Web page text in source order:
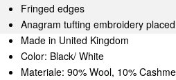
Fringed edges
Anagram tufting embroidery
Made in United Kingdom
Color: Black/ White
Materiale: 90% Wool, 10%